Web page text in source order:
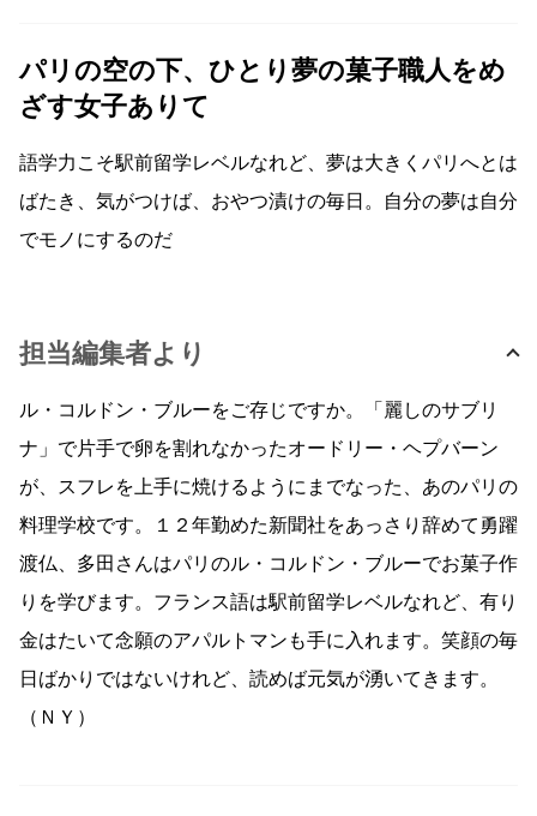
パリの空の下、ひとり夢の菓子職人をめ
ざす女子ありて
語学力こそ駅前留学レベルなれど、夢は大きくパリへとは
ばたき、気がつけば、おやつ漬けの毎日。自分の夢は自分
でモノにするのだ
担当編集者より
ル・コルドン・ブルーをご存じですか。「麗しのサブリ
ナ」で片手で卵を割れなかったオードリー・ヘプバーン
が、スフレを上手に焼けるようにまでなった、あのパリの
料理学校です。１２年勤めた新聞社をあっさり辞めて勇躍
渡仏、多田さんはパリのル・コルドン・ブルーでお菓子作
りを学びます。フランス語は駅前留学レベルなれど、有り
金はたいて念願のアパルトマンも手に入れます。笑顔の毎
日ばかりではないけれど、読めば元気が湧いてきます。
（ＮＹ）